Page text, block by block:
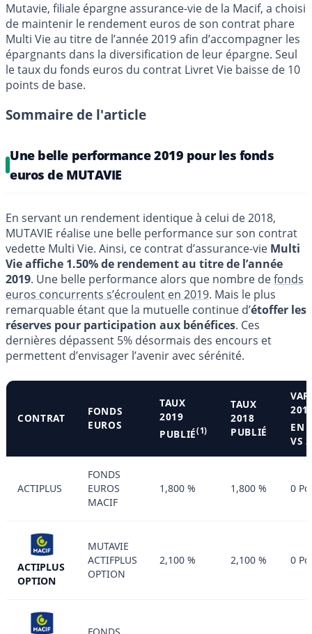
Mutavie, filiale épargne assurance-vie de la Macif, a choisi
de maintenir le rendement euros de son contrat phare
Multi Vie au titre de l’année 2019 afin d’accompagner les
épargnants dans la diversification de leur épargne. Seul
le taux du fonds euros du contrat Livret Vie baisse de 10
points de base.
Sommaire de l'article
Une belle performance 2019 pour les fonds
euros de MUTAVIE
En servant un rendement identique à celui de 2018,
MUTAVIE réalise une belle performance sur son contrat
vedette Multi Vie. Ainsi, ce contrat d’assurance-vie Multi
Vie affiche 1.50% de rendement au titre de l’année
2019. Une belle performance alors que nombre defonds
euros concurrents s’écroulent en 2019. Mais le plus
remarquable étant que la mutuelle continue d’étoffer les
réserves pour participation aux bénéfices. Ces
dernières dépassent 5% désormais des encours et
permettent d’envisager l’avenir avec sérénité.
CONTRAT
FONDS
EUROS
TAUX
2019
PUBLIÉ(1)
TAUX
2018
PUBLIÉ
EN
VS
ACTIPLUS
FONDS
EUROS
MACIF
1,800 % 1,800 % 0
ACTIPLUS
OPTION
MUTAVIE
ACTIFPLUS
OPTION
2,100 % 2,100 % 0